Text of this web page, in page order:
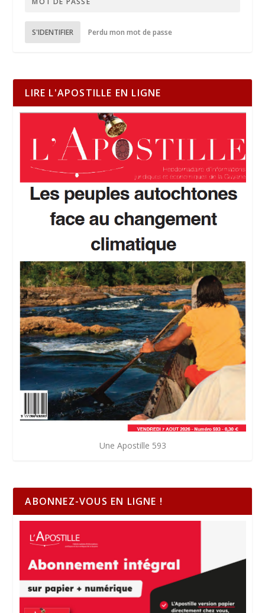
S'IDENTIFIER Perdu mon mot de passe
LIRE L'APOSTILLE EN LIGNE
Une Apostille 593
ABONNEZ-VOUS EN LIGNE !